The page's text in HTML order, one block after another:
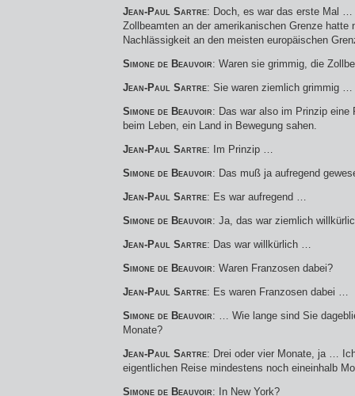
Jean-Paul Sartre: Doch, es war das erste Mal …
Zollbeamten an der amerikanischen Grenze hatte
Nachlässigkeit an den meisten europäischen
Simone de Beauvoir: Waren sie grimmig, die
Jean-Paul Sartre: Sie waren ziemlich grimmig …
Simone de Beauvoir: Das war also im Prinzip eine
beim Leben, ein Land in Bewegung sahen.
Jean-Paul Sartre: Im Prinzip …
Simone de Beauvoir: Das muß ja aufregend
Jean-Paul Sartre: Es war aufregend …
Simone de Beauvoir: Ja, das war ziemlich
Jean-Paul Sartre: Das war willkürlich …
Simone de Beauvoir: Waren Franzosen dabei?
Jean-Paul Sartre: Es waren Franzosen dabei …
Simone de Beauvoir: … Wie lange sind Sie
Monate?
Jean-Paul Sartre: Drei oder vier Monate, ja …
eigentlichen Reise mindestens noch eineinhalb
Simone de Beauvoir: In New York?